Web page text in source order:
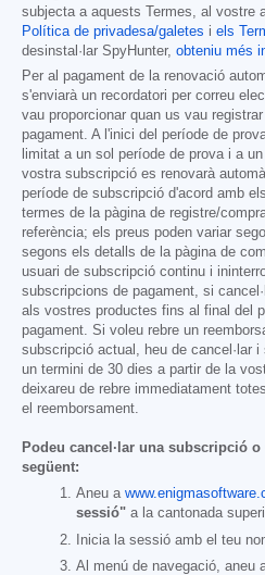
subjecta a aquests Termes, al vostre
Política de privadesa/galetes i els
desinstal·lar SpyHunter, obteniu més
Per al pagament de la renovació
s'enviarà un recordatori per correu
vau proporcionar quan us vau
pagament. A l'inici del període de
limitat a un sol període de prova i a
vostra subscripció es renovarà
període de subscripció d'acord amb
termes de la pàgina de registre/
referència; els preus poden variar
segons els detalls de la pàgina de
usuari de subscripció continu i
subscripcions de pagament, si
als vostres productes fins al final del
pagament. Si voleu rebre un
subscripció actual, heu de cancel·lar
un termini de 30 dies a partir de la
deixareu de rebre immediatament
el reemborsament.
Podeu cancel·lar una subscripció
següent:
Aneu a
sessió" a la cantonada
Inicia la sessió amb el teu
Al menú de navegació, aneu